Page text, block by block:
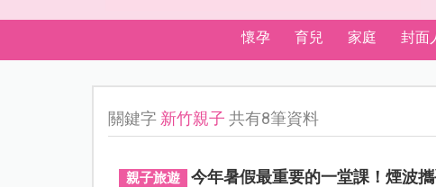
懷孕 育兒 家庭 封面
關鍵字 新竹親子 共有8筆資料
親子旅遊
今年暑假最重要的一堂課！煙波